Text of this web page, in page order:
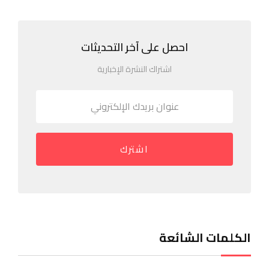
احصل على آخر التحديثات
اشتراك النشرة الإخبارية
اشترك
الكلمات الشائعة